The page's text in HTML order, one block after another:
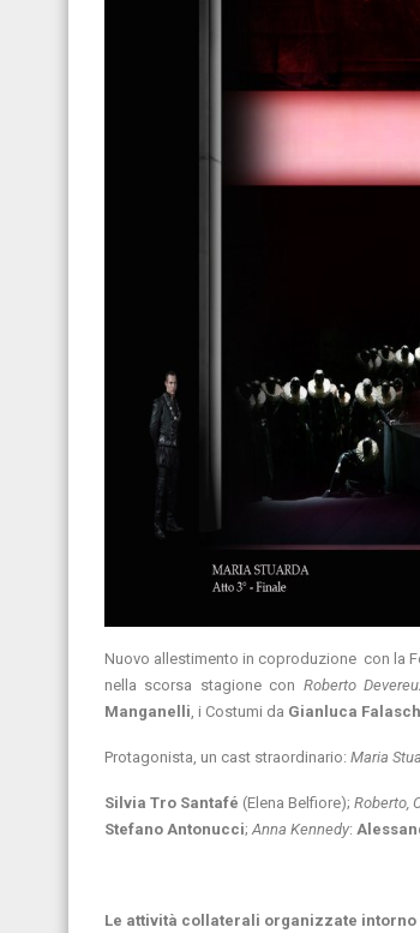
Nuovo allestimento in coproduzione con la
nella scorsa stagione con Roberto
Manganelli, i Costumi da Gianluca
Protagonista, un cast straordinario: Maria
Silvia Tro Santafé (Elena Belfiore);Roberto,
Stefano Antonucci;Anna Kennedy:
Le attività collaterali organizzate intorno